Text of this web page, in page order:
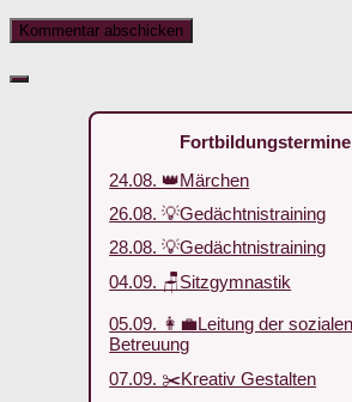
24.08. 👑Märchen
26.08. 💡Gedächtnistraining
28.08. 💡Gedächtnistraining
04.09. 🪑Sitzgymnastik
05.09. 👩‍💼Leitung der sozialen
Betreuung
07.09. ✂️Kreativ Gestalten